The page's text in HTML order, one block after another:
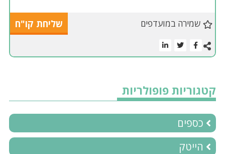
שמירה במועדפים שליחת קו"ח
קטגוריות פופולריות
כספים
הייטק